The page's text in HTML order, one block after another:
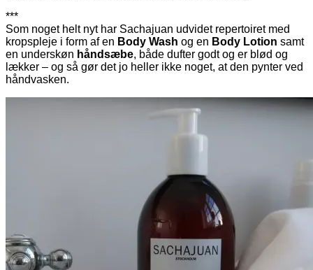
***
Som noget helt nyt har Sachajuan udvidet repertoiret med
kropspleje i form af en Body Wash og en Body Lotion samt
en underskøn håndsæbe, både dufter godt og er blød og
lækker – og så gør det jo heller ikke noget, at den pynter ved
håndvasken.